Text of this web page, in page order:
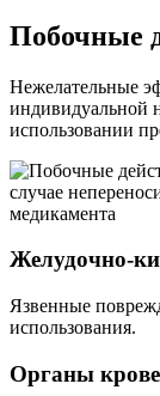
Побочные
Нежелательные
индивидуальной
использовании
Желудочно-
Язвенные
использования.
Органы